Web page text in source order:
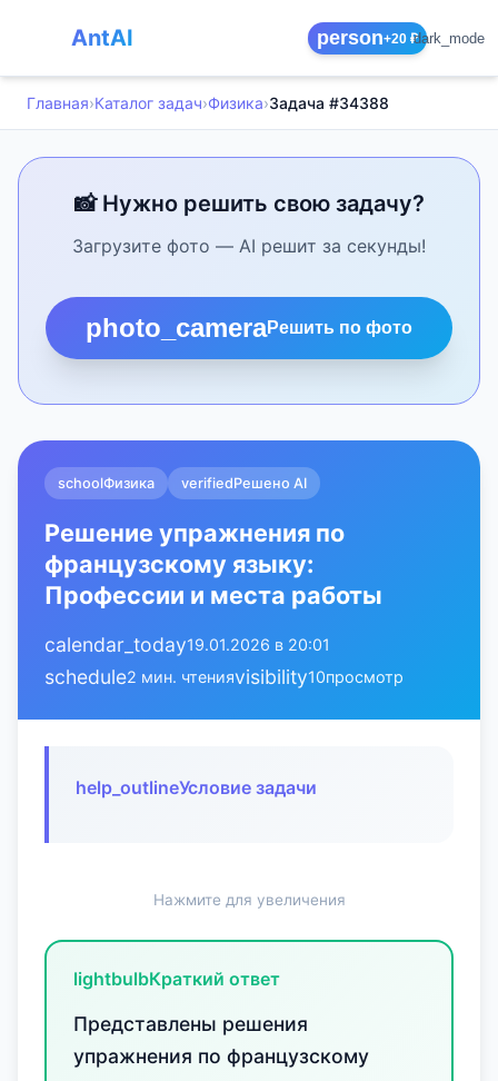
AntAI person+20 ₽dark_mode
Главная›Каталог задач›Физика›Задача #34388
📸 Нужно решить свою задачу?
Загрузите фото — AI решит за секунды!
photo_cameraРешить по фото
schoolФизика verifiedРешено AI
Решение упражнения по
французскому языку:
Профессии и места работы
calendar_today19.01.2026 в 20:01
schedule2 мин. чтенияvisibility10просмотр
help_outlineУсловие задачи
Нажмите для увеличения
lightbulbКраткий ответ
Представлены решения
упражнения по французскому